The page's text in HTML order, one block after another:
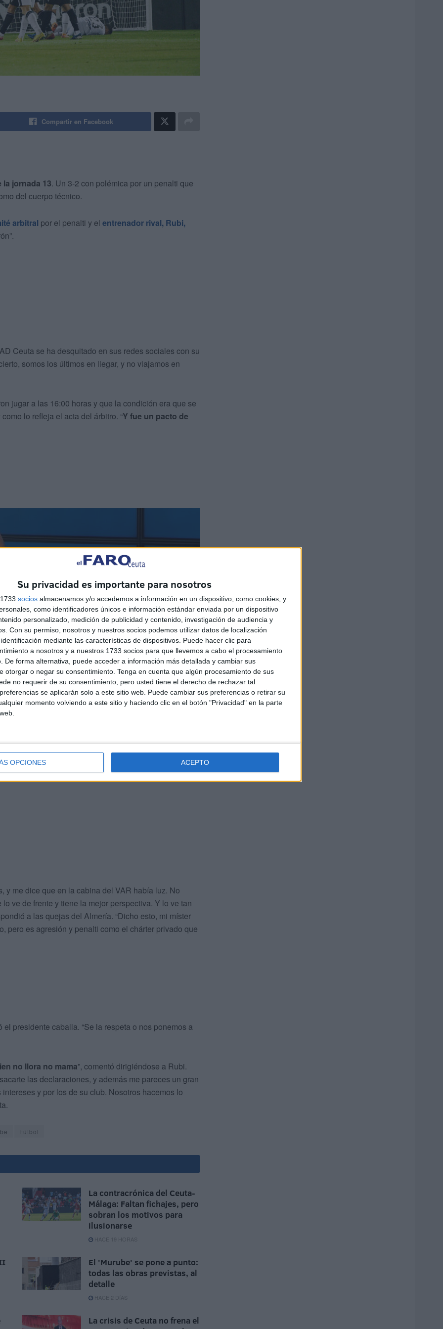
Su privacidad es importante para nosotros
socios almacenamos y/o accedemos a información en un dispositivo, como cookies, y
como identificadores únicos e información estándar enviada por un dispositivo
personalizado, medición de publicidad y contenido, investigación de audiencia y
Con su permiso, nosotros y nuestros socios podemos utilizar datos de localización
mediante las características de dispositivos. Puede hacer clic para
a nosotros y a nuestros 1733 socios para que llevemos a cabo el procesamiento
De forma alternativa, puede acceder a información más detallada y cambiar sus
otorgar o negar su consentimiento. Tenga en cuenta que algún procesamiento de sus
no requerir de su consentimiento, pero usted tiene el derecho de rechazar tal
se aplicarán solo a este sitio web. Puede cambiar sus preferencias o retirar su
momento volviendo a este sitio y haciendo clic en el botón "Privacidad" en la parte
OPCIONES ACEPTO
Compartir en Facebook
jornada 13. Un 3-2 con polémica por un penalti que
del cuerpo técnico.
arbitral por el penalti y el entrenador rival, Rubi,
Ceuta se ha desquitado en sus redes sociales con su
somos los últimos en llegar, y no viajamos en
jugar a las 16:00 horas y que la condición era que se
lo refleja el acta del árbitro. “Y fue un pacto de
no cumplió su palabra. “Si LALIGA y
Depor, buscaríamos otra fecha. Pues nada.
el presidente del club. “
Estabais más preocupados
dirigiéndose a sus rivales.
y me dice que en la cabina del VAR había luz. No
ve de frente y tiene la mejor perspectiva. Y lo ve tan
a las quejas del Almería. “Dicho esto, mi míster
pero es agresión y penalti como el chárter privado que
el presidente caballa. “Se la respeta o nos ponemos a
no llora no mama”, comentó dirigiéndose a Rubi.
las declaraciones, y además me pareces un gran
y por los de su club. Nosotros hacemos lo
Fútbol
La contracrónica del Ceuta-
Málaga: Faltan fichajes, pero
sobran los motivos para
ilusionarse
HACE 19 HORAS
El 'Murube' se pone a punto:
todas las obras previstas, al
detalle
HACE 2 DÍAS
La crisis de Ceuta no frena el